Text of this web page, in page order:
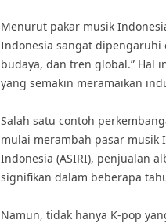
Menurut pakar musik
Indonesia sangat dipengaruhi
budaya, dan tren global.” Hal
yang semakin meramaikan
Salah satu contoh
mulai merambah pasar musik
Indonesia (ASIRI), penjualan
signifikan dalam beberapa
Namun, tidak hanya K-pop